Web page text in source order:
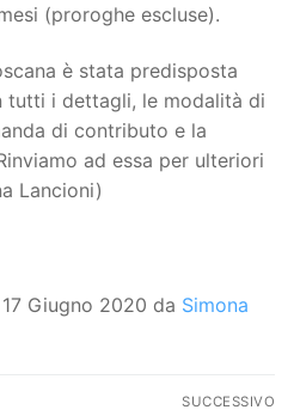
(proroghe escluse).
è stata predisposta
tutti i dettagli, le modalità di
di contributo e la
ad essa per ulteriori
Lancioni)
Giugno 2020 da Simona
SUCCESSIVO